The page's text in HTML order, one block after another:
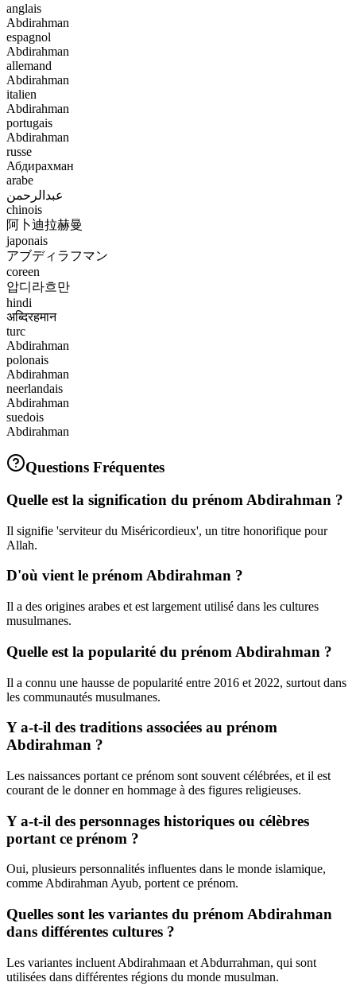
anglais
Abdirahman
espagnol
Abdirahman
allemand
Abdirahman
italien
Abdirahman
portugais
Abdirahman
russe
Абдирахман
arabe
عبدالرحمن
chinois
阿卜迪拉赫曼
japonais
アブディラフマン
coreen
압디라흐만
hindi
अब्दिरहमान
turc
Abdirahman
polonais
Abdirahman
neerlandais
Abdirahman
suedois
Abdirahman
Questions Fréquentes
Quelle est la signification du prénom Abdirahman ?
Il signifie 'serviteur du Miséricordieux', un titre honorifique pour
Allah.
D'où vient le prénom Abdirahman ?
Il a des origines arabes et est largement utilisé dans les cultures
musulmanes.
Quelle est la popularité du prénom Abdirahman ?
Il a connu une hausse de popularité entre 2016 et 2022, surtout dans
les communautés musulmanes.
Y a-t-il des traditions associées au prénom
Abdirahman ?
Les naissances portant ce prénom sont souvent célébrées, et il est
courant de le donner en hommage à des figures religieuses.
Y a-t-il des personnages historiques ou célèbres
portant ce prénom ?
Oui, plusieurs personnalités influentes dans le monde islamique,
comme Abdirahman Ayub, portent ce prénom.
Quelles sont les variantes du prénom Abdirahman
dans différentes cultures ?
Les variantes incluent Abdirahmaan et Abdurrahman, qui sont
utilisées dans différentes régions du monde musulman.